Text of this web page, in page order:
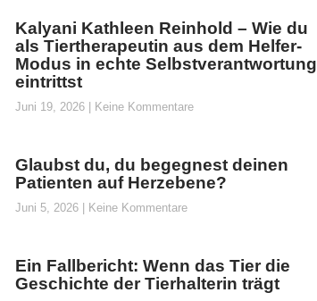
Kalyani Kathleen Reinhold – Wie du
als Tiertherapeutin aus dem Helfer-
Modus in echte Selbstverantwortung
eintrittst
Juni 19, 2026 Keine Kommentare
Glaubst du, du begegnest deinen
Patienten auf Herzebene?
Juni 5, 2026 Keine Kommentare
Ein Fallbericht: Wenn das Tier die
Geschichte der Tierhalterin trägt